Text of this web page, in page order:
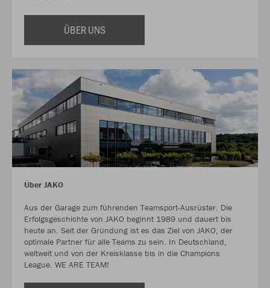
ÜBER UNS
Über JAKO
Aus der Garage zum führenden Teamsport-Ausrüster. Die
Erfolgsgeschichte von JAKO beginnt 1989 und dauert bis
heute an. Seit der Gründung ist es das Ziel von JAKO, der
optimale Partner für alle Teams zu sein. In Deutschland,
weltweit und von der Kreisklasse bis in die Champions
League. WE ARE TEAM!